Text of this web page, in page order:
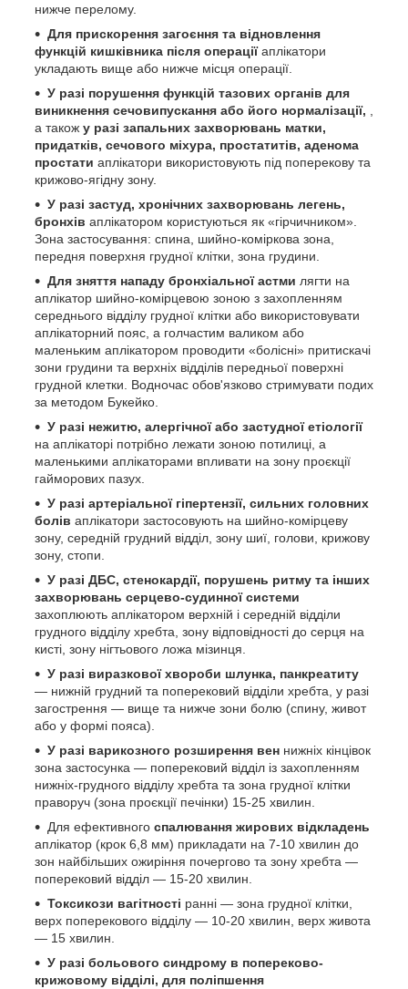
нижче перелому.
Для прискорення загоєння та відновлення
функцій кишківника після операціїаплікатори
укладають вище або нижче місця операції.
У разі порушення функцій тазових органів для
виникнення сечовипускання або його нормалізації,
а також у разі запальних захворювань матки,
придатків, сечового міхура, простатитів, аденома
простати аплікатори використовують під поперекову та
крижово-ягідну зону.
У разі застуд, хронічних захворювань легень,
бронхів аплікатором користуються як «гірчичником».
Зона застосування: спина, шийно-коміркова зона,
передня поверхня грудної клітки, зона грудини.
Для зняття нападу бронхіальної астми лягти на
аплікатор шийно-комірцевою зоною з захопленням
середнього відділу грудної клітки або використовувати
аплікаторний пояс, а голчастим валиком або
маленьким аплікатором проводити «болісні» притискачі
зони грудини та верхніх відділів передньої поверхні
грудной клетки. Водночас обов'язково стримувати подих
за методом Букейко.
У разі нежитю, алергічної або застудної етіології
на аплікаторі потрібно лежати зоною потилиці, а
маленькими аплікаторами впливати на зону проєкції
гайморових пазух.
У разі артеріальної гіпертензії, сильних головних
болів аплікатори застосовують на шийно-комірцеву
зону, середній грудний відділ, зону шиї, голови, крижову
зону, стопи.
У разі ДБС, стенокардії, порушень ритму та інших
захворювань серцево-судинної системи
захоплюють аплікатором верхній і середній відділи
грудного відділу хребта, зону відповідності до серця на
кисті, зону нігтьового ложа мізинця.
У разі виразкової хвороби шлунка, панкреатиту
— нижній грудний та поперековий відділи хребта, у разі
загострення — вище та нижче зони болю (спину, живот
або у формі пояса).
У разі варикозного розширення вен нижніх кінцівок
зона застосунка — поперековий відділ із захопленням
нижніх-грудного відділу хребта та зона грудної клітки
праворуч (зона проєкції печінки) 15-25 хвилин.
Для ефективного спалювання жирових відкладень
аплікатор (крок 6,8 мм) прикладати на 7-10 хвилин до
зон найбільших ожиріння почергово та зону хребта —
поперековий відділ — 15-20 хвилин.
Токсикози вагітності ранні — зона грудної клітки,
верх поперекового відділу — 10-20 хвилин, верх живота
— 15 хвилин.
У разі больового синдрому в попереково-
крижовому відділі, для поліпшення